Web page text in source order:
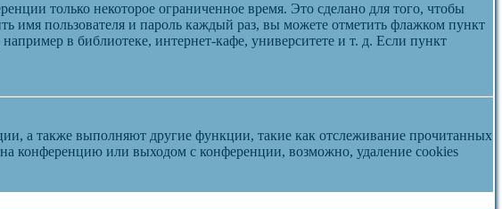
только некоторое ограниченное время. Это сделано для того, чтобы
имя пользователя и пароль каждый раз, вы можете отметить флажком пункт
в библиотеке, интернет-кафе, университете и т. д. Если пункт
а также выполняют другие функции, такие как отслеживание прочитанных
конференцию или выходом с конференции, возможно, удаление cookies